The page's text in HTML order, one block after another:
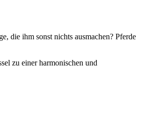
die ihm sonst nichts ausmachen? Pferde
zu einer harmonischen und